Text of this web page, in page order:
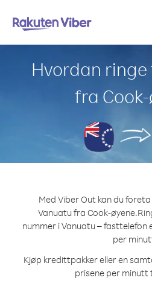
Hvordan
fra
Med Viber Out kan du
Vanuatu fra Cook-øyene.
nummer i Vanuatu – fasttelefon
per
Kjøp kredittpakker eller en
prisene per minutt